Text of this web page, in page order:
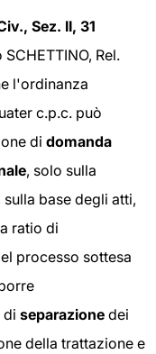
Sez. II, 31
Rel.
l'ordinanza
c.p.c. può
di domanda
, solo sulla
base degli atti,
ratio di
processo sottesa
di separazione dei
della trattazione e